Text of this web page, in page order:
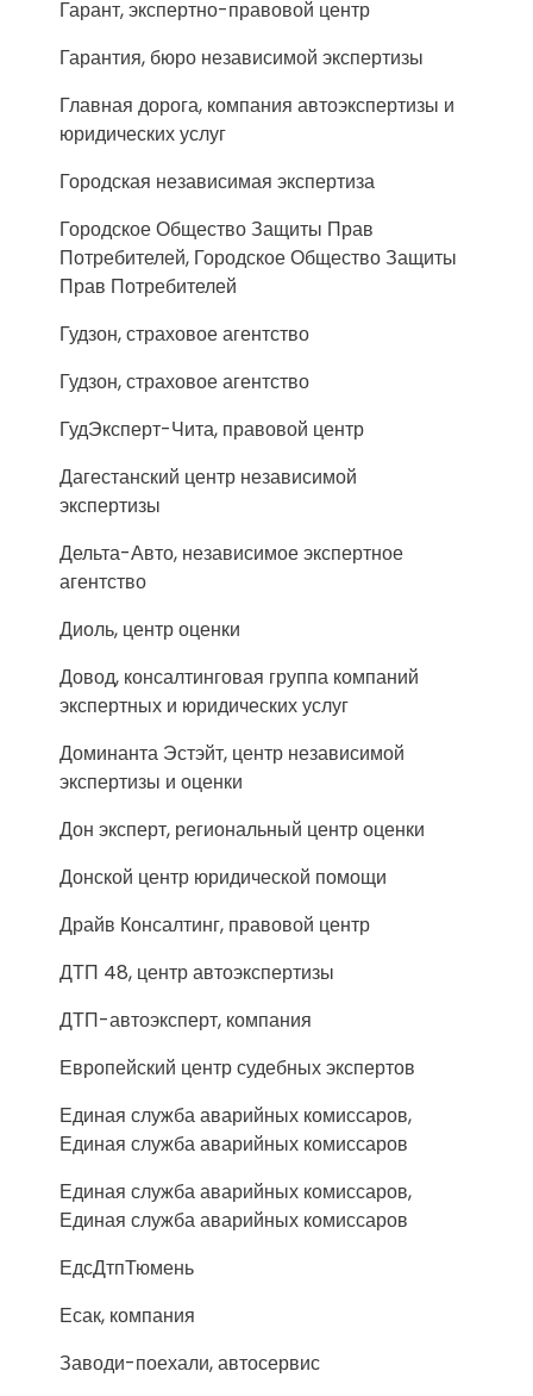
Гарант, экспертно-правовой центр
Гарантия, бюро независимой экспертизы
Главная дорога, компания автоэкспертизы и
юридических услуг
Городская независимая экспертиза
Городское Общество Защиты Прав
Потребителей, Городское Общество Защиты
Прав Потребителей
Гудзон, страховое агентство
Гудзон, страховое агентство
ГудЭксперт-Чита, правовой центр
Дагестанский центр независимой
экспертизы
Дельта-Авто, независимое экспертное
агентство
Диоль, центр оценки
Довод, консалтинговая группа компаний
экспертных и юридических услуг
Доминанта Эстэйт, центр независимой
экспертизы и оценки
Дон эксперт, региональный центр оценки
Донской центр юридической помощи
Драйв Консалтинг, правовой центр
ДТП 48, центр автоэкспертизы
ДТП-автоэксперт, компания
Европейский центр судебных экспертов
Единая служба аварийных комиссаров,
Единая служба аварийных комиссаров
Единая служба аварийных комиссаров,
Единая служба аварийных комиссаров
ЕдсДтпТюмень
Есак, компания
Заводи-поехали, автосервис